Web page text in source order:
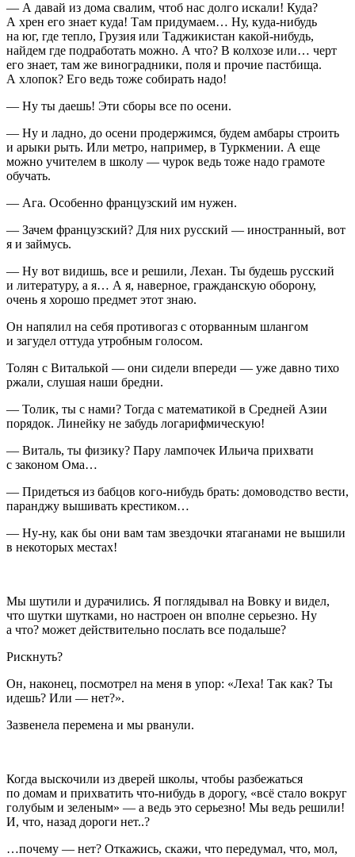
— А давай из дома свалим, чтоб нас долго искали! Куда?
А хрен его знает куда! Там придумаем… Ну, куда-нибудь
на юг, где тепло, Грузия или Таджикистан какой-нибудь,
найдем где подработать можно. А что? В колхозе или… черт
его знает, там же виноградники, поля и прочие пастбища.
А хлопок? Его ведь тоже собирать надо!
— Ну ты даешь! Эти сборы все по осени.
— Ну и ладно, до осени продержимся, будем амбары строить
и арыки рыть. Или метро, например, в Туркмении. А еще
можно учителем в школу — чурок ведь тоже надо грамоте
обучать.
— Ага. Особенно французский им нужен.
— Зачем французский? Для них русский — иностранный, вот
я и займусь.
— Ну вот видишь, все и решили, Лехан. Ты будешь русский
и литературу, а я… А я, наверное, гражданскую оборону,
очень я хорошо предмет этот знаю.
Он напялил на себя противогаз с оторванным шлангом
и загудел оттуда утробным голосом.
Толян с Виталькой — они сидели впереди — уже давно тихо
ржали, слушая наши бредни.
— Толик, ты с нами? Тогда с математикой в Средней Азии
порядок. Линейку не забудь логарифмическую!
— Виталь, ты физику? Пару лампочек Ильича прихвати
с законом Ома…
— Придеться из бабцов кого-нибудь брать: домоводство вести,
паранджу вышивать крестиком…
— Ну-ну, как бы они вам там звездочки ятаганами не вышили
в некоторых местах!
Мы шутили и дурачились. Я поглядывал на Вовку и видел,
что шутки шутками, но настроен он вполне серьезно. Ну
а что? может действительно послать все подальше?
Рискнуть?
Он, наконец, посмотрел на меня в упор: «Леха! Так как? Ты
идешь? Или — нет?».
Зазвенела перемена и мы рванули.
Когда выскочили из дверей школы, чтобы разбежаться
по домам и прихватить что-нибудь в дорогу, «всё стало вокруг
голубым и зеленым» — а ведь это серьезно! Мы ведь решили!
И, что, назад дороги нет..?
…почему — нет? Откажись, скажи, что передумал, что, мол,